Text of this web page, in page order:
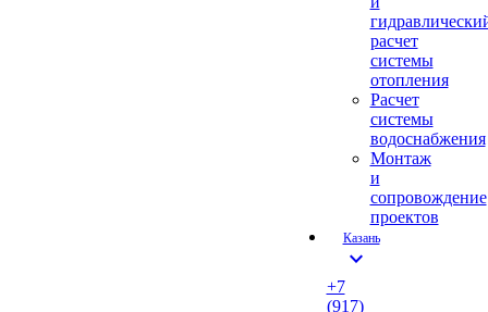
расчет
системы
отопления
Расчет
системы
водоснабжения
Монтаж
и
сопровождение
проектов
Казань
expand_more
+7
(917)